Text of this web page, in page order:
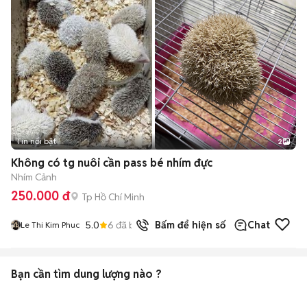
Tin nổi bật 2
Không có tg nuôi cần pass bé nhím đực
Nhím Cảnh
250.000 đ Tp Hồ Chí Minh
Le Thi Kim Phuc 5.0 6 đã bán Bấm để hiện số Chat
Bạn cần tìm dung lượng nào ?